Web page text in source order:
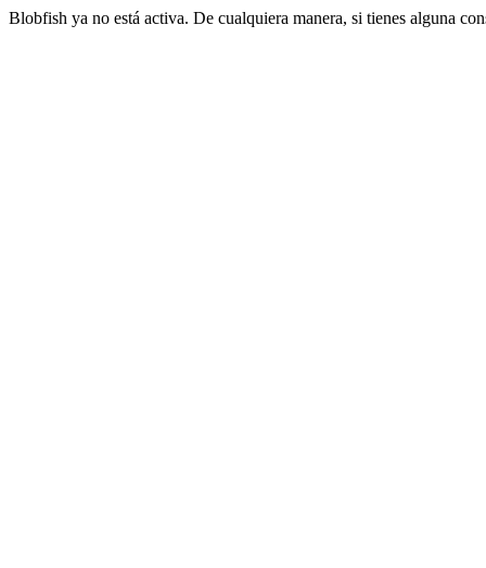
Blobfish ya no está activa. De cualquiera manera, si tienes alguna